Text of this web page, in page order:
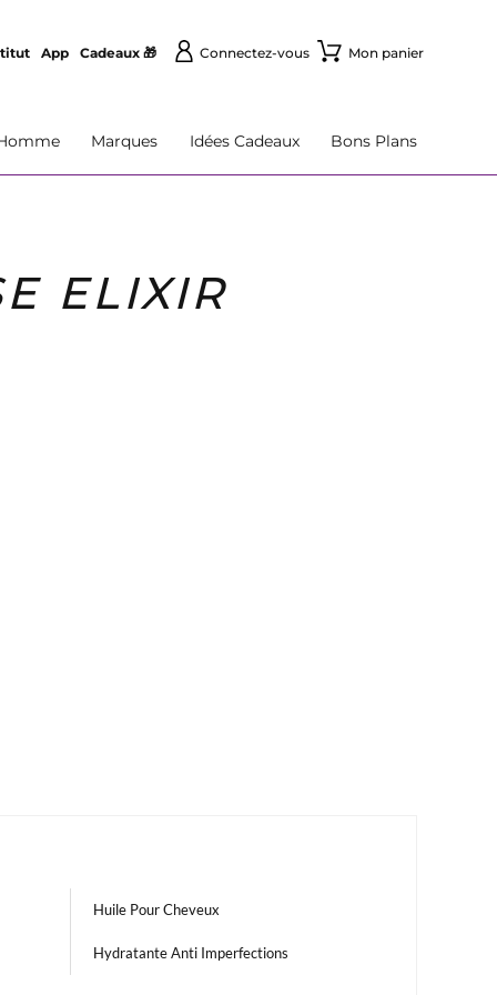
App Cadeaux 🎁 Connectez-vous Mon panier
Marques Idées Cadeaux Bons Plans
ELIXIR
Huile Pour Cheveux
Hydratante Anti Imperfections